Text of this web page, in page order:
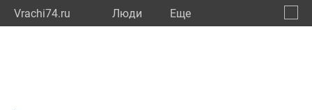
Vrachi74.ru Люди Eще